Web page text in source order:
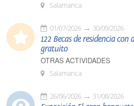
Salamanca
01/07/2026 30/09/2026
122 Becas de residencia
gratuito
OTRAS ACTIVIDADES
Salamanca
26/06/2026 31/08/2026